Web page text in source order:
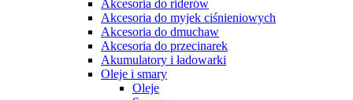
Akcesoria do riderów
Akcesoria do myjek ciśnieniowych
Akcesoria do dmuchaw
Akcesoria do przecinarek
Akumulatory i ładowarki
Oleje i smary
Oleje